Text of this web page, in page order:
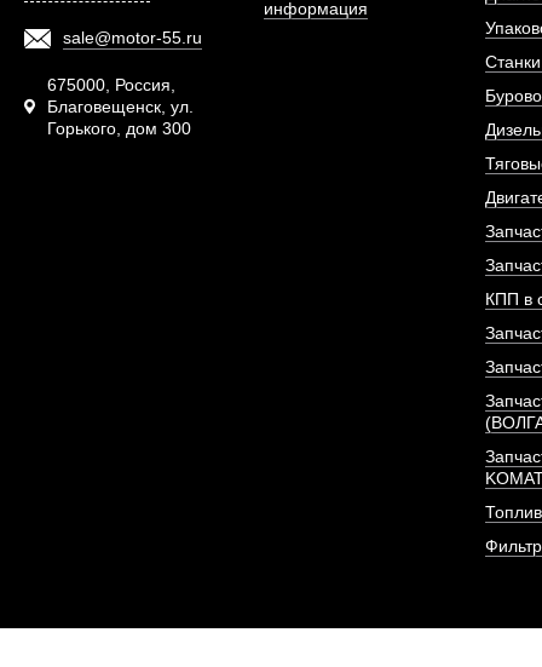
Форсунка Евро-2
АРТИКУЛ:
ПОД
sale@motor-55.ru
675000, Россия,
Благовещенск, ул.
Горького, дом 300
информация
КПП в